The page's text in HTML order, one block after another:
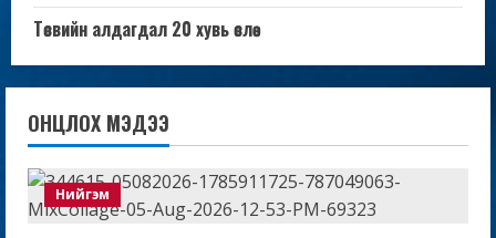
Төсвийн алдагдал 20 хувь өслөө
ОНЦЛОХ МЭДЭЭ
Нийгэм